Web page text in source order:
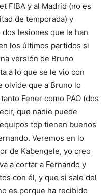
FIBA y al Madrid (no es
de temporada) y
lesiones que le han
los últimos partidos si
versión de Bruno
a lo que se le vio con
olvide que a Bruno lo
Fener como PAO (dos
que nadie puede
top tienen buenos
Veremos en lo
de Kabengele, yo creo
a cortar a Fernando y
con él, y que si sale del
es porque ha recibido